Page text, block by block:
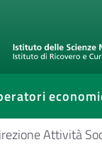
Attività